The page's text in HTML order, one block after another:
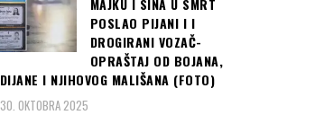
MAJKU I SINA U SMRT
POSLAO PIJANI I I
DROGIRANI VOZAČ-
OPRAŠTAJ OD BOJANA,
DIJANE I NJIHOVOG MALIŠANA (FOTO)
30. OKTOBRA 2025